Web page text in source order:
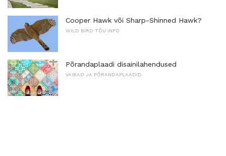
Cooper Hawk või Sharp-Shinned Hawk?
WILD BIRD TÕU INFO
Põrandaplaadi disainilahendused
VAIBAD JA PÕRANDAPLAADID